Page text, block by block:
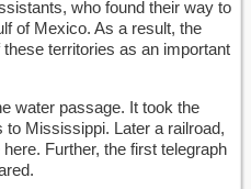
who found their way to
of Mexico. As a result, the
territories as an important
water passage. It took the
Mississippi. Later a railroad,
Further, the first telegraph